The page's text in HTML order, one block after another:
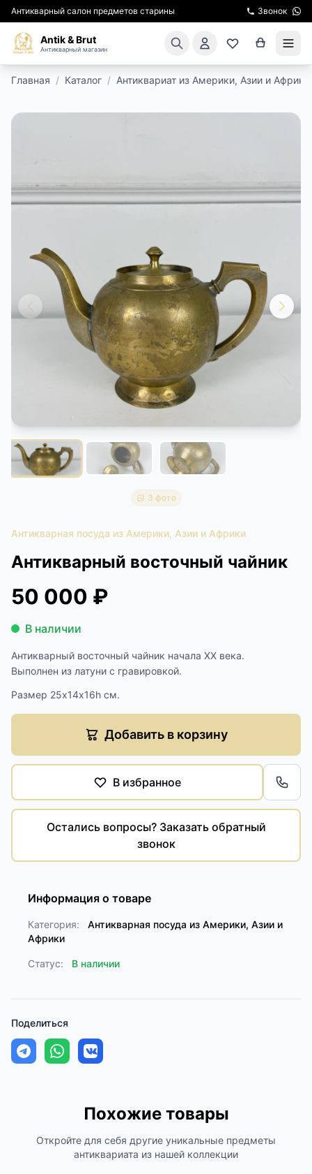
Антикварный салон предметов старины Звонок
Antik & Brut
Антикварный магазин
КИНОСЪЕМКА
РЕСТАВРАЦИЯ
КУРСЫ ПО РЕСТАВРАЦИИ
КОНТАКТЫ
ДОСТАВКА И ОПЛАТА
Главная / Каталог / Антиквариат из Америки, Азии и Африки
3 фото
Антикварная посуда из Америки, Азии и Африки
Антикварный восточный чайник
50 000 ₽
В наличии
Антикварный восточный чайник начала XX века.
Выполнен из латуни с гравировкой.
Размер 25х14х16h см.
Добавить в корзину
В избранное
Остались вопросы? Заказать обратный
звонок
Информация о товаре
Категория:
Антикварная посуда из Америки, Азии и
Африки
Статус: В наличии
Поделиться
Похожие товары
Откройте для себя другие уникальные предметы
антиквариата из нашей коллекции